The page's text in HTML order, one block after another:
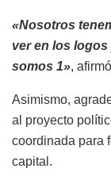
«Nosotros
ver en los
somos 1»,
Asimismo,
al proyecto
coordinada para
capital.